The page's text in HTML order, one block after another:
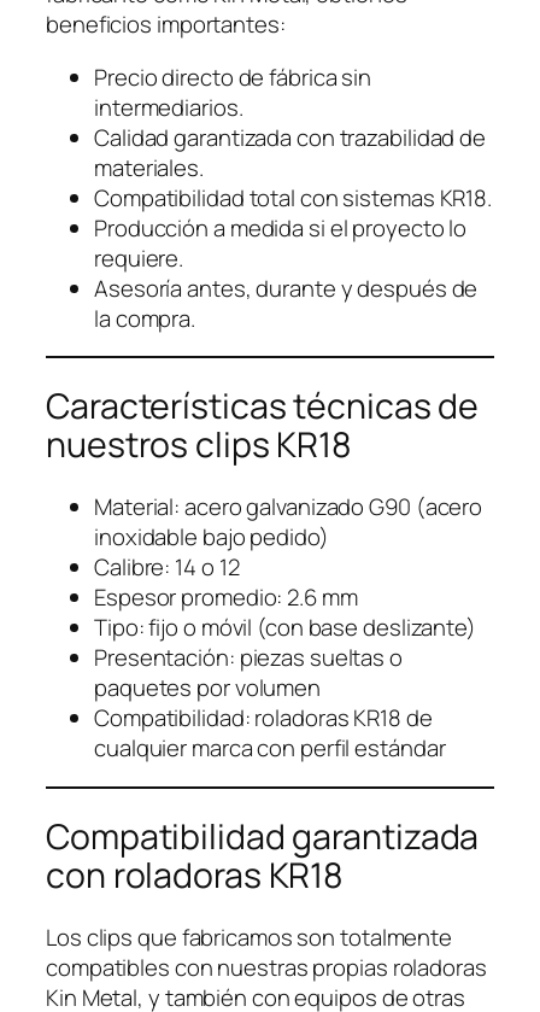
beneficios importantes:
Precio directo de fábrica sin
intermediarios.
Calidad garantizada con trazabilidad de
materiales.
Compatibilidad total con sistemas KR18.
Producción a medida si el proyecto lo
requiere.
Asesoría antes, durante y después de
la compra.
Características técnicas de
nuestros clips KR18
Material: acero galvanizado G90 (acero
inoxidable bajo pedido)
Calibre: 14 o 12
Espesor promedio: 2.6 mm
Tipo: fijo o móvil (con base deslizante)
Presentación: piezas sueltas o
paquetes por volumen
Compatibilidad: roladoras KR18 de
cualquier marca con perfil estándar
Compatibilidad garantizada
con roladoras KR18
Los clips que fabricamos son totalmente
compatibles con nuestras propias roladoras
Kin Metal, y también con equipos de otras